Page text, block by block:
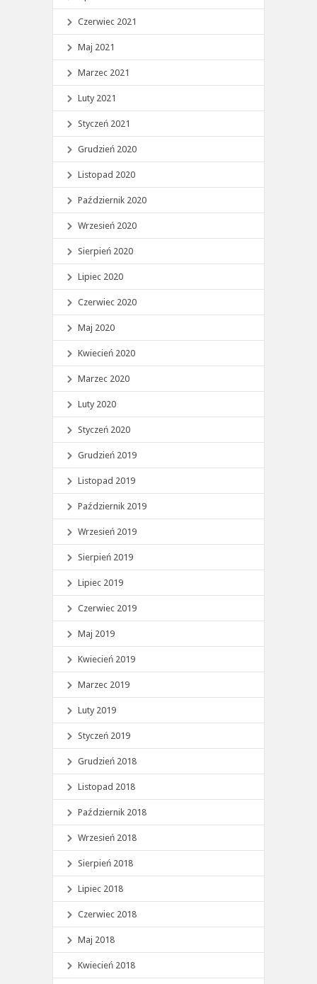
Czerwiec 2021
Maj 2021
Marzec 2021
Luty 2021
Styczeń 2021
Grudzień 2020
Listopad 2020
Październik 2020
Wrzesień 2020
Sierpień 2020
Lipiec 2020
Czerwiec 2020
Maj 2020
Kwiecień 2020
Marzec 2020
Luty 2020
Styczeń 2020
Grudzień 2019
Listopad 2019
Październik 2019
Wrzesień 2019
Sierpień 2019
Lipiec 2019
Czerwiec 2019
Maj 2019
Kwiecień 2019
Marzec 2019
Luty 2019
Styczeń 2019
Grudzień 2018
Listopad 2018
Październik 2018
Wrzesień 2018
Sierpień 2018
Lipiec 2018
Czerwiec 2018
Maj 2018
Kwiecień 2018